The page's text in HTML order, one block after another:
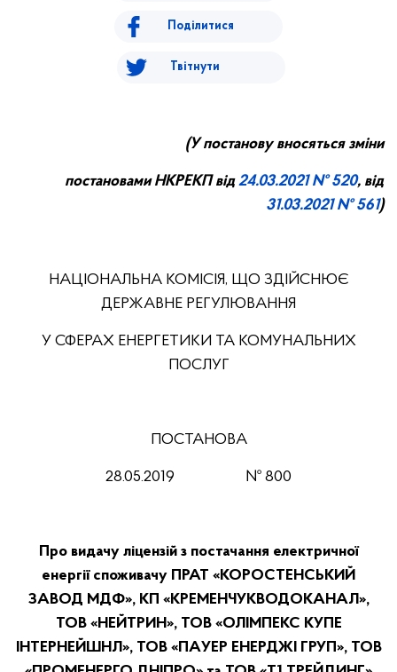
Поділитися
Твітнути
(У постанову вносяться зміни
постановами НКРЕКП від24.03.2021№ 520, від
31.03.2021 № 561)
НАЦІОНАЛЬНА КОМІСІЯ, ЩО ЗДІЙСНЮЄ
ДЕРЖАВНЕ РЕГУЛЮВАННЯ
У СФЕРАХ ЕНЕРГЕТИКИ ТА КОМУНАЛЬНИХ
ПОСЛУГ
ПОСТАНОВА
28.05.2019 № 800
Про видачу ліцензій з постачання електричної
енергії споживачу ПРАТ «КОРОСТЕНСЬКИЙ
ЗАВОД МДФ», КП «КРЕМЕНЧУКВОДОКАНАЛ»,
ТОВ «НЕЙТРИН», ТОВ «ОЛІМПЕКС КУПЕ
ІНТЕРНЕЙШНЛ», ТОВ «ПАУЕР ЕНЕРДЖІ ГРУП», ТОВ